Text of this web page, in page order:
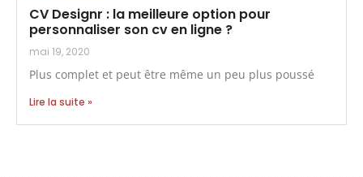
CV Designr : la meilleure option pour
personnaliser son cv en ligne ?
mai 19, 2020
Plus complet et peut être même un peu plus poussé
Lire la suite »